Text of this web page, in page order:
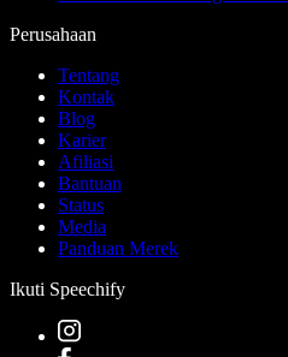
Perusahaan
Tentang
Kontak
Blog
Karier
Afiliasi
Bantuan
Status
Media
Panduan Merek
Ikuti Speechify